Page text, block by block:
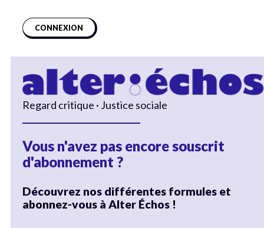
CONNEXION
Regard critique · Justice sociale
Vous n'avez pas encore souscrit
d'abonnement ?
Découvrez nos différentes formules et
abonnez-vous à Alter Échos !